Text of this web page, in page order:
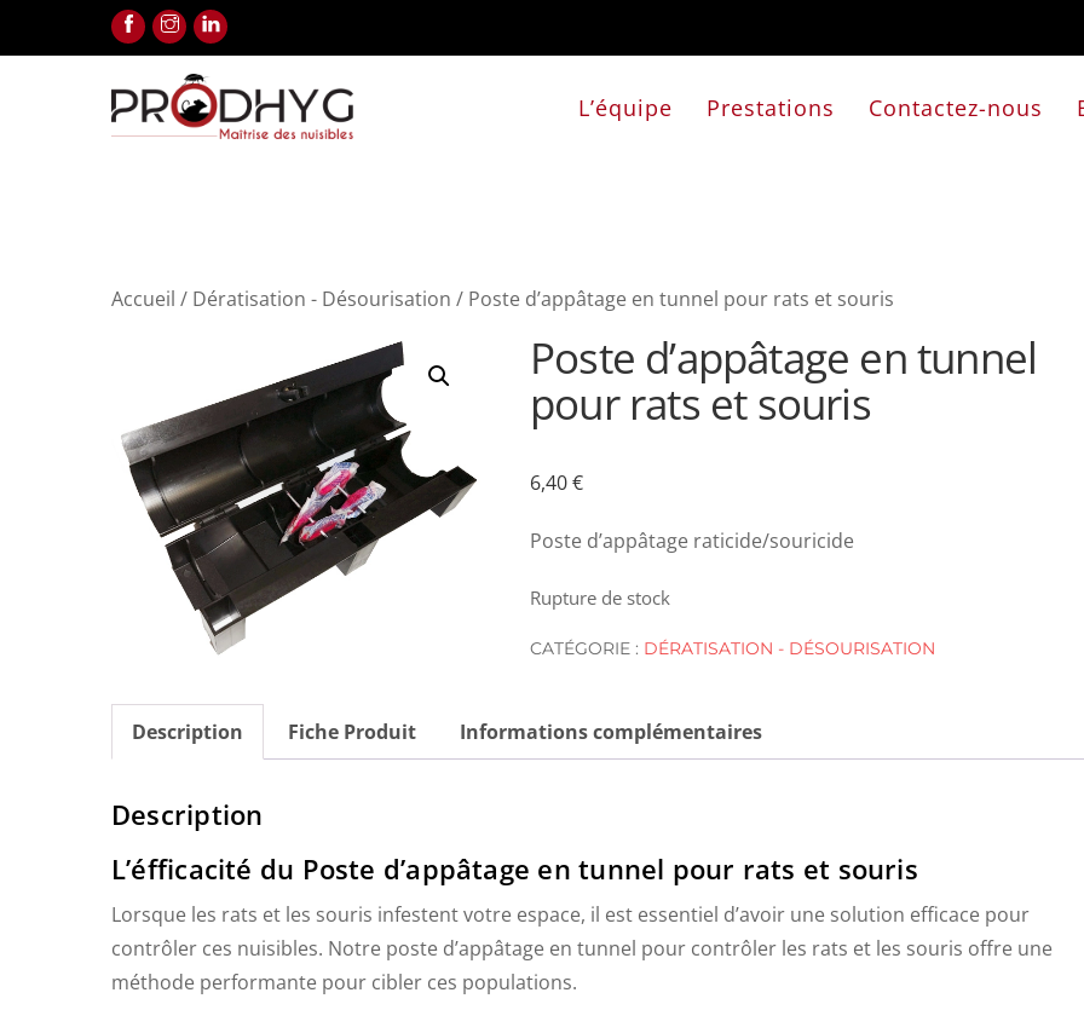
Facebook
InstagramLinkedin
L’équipe Prestations Contactez-nous
Accueil / Dératisation - Désourisation / Poste d’appâtage en tunnel pour rats et souris
Poste d’appâtage en tunnel
pour rats et souris
6,40€
Poste d’appâtage raticide/souricide
Rupture de stock
CATÉGORIE : DÉRATISATION - DÉSOURISATION
Description Fiche Produit Informations complémentaires
Description
L’éfficacité du Poste d’appâtage en tunnel pour rats et souris
Lorsque les rats et les souris infestent votre espace, il est essentiel d’avoir une solution efficace pour
contrôler ces nuisibles. Notre poste d’appâtage en tunnel pour contrôler les rats et les souris offre une
méthode performante pour cibler ces populations.